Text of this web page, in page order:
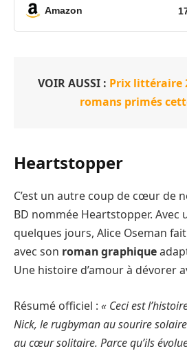
Amazon
VOIR AUSSI : Prix littéraire
romans primés
Heartstopper
C’est un autre coup de cœur de
BD nommée Heartstopper. Avec
quelques jours, Alice Oseman
avec son roman graphique
Une histoire d’amour à dévorer
Résumé officiel : « Ceci est
Nick, le rugbyman au sourire
au cœur solitaire. Parce qu’ils